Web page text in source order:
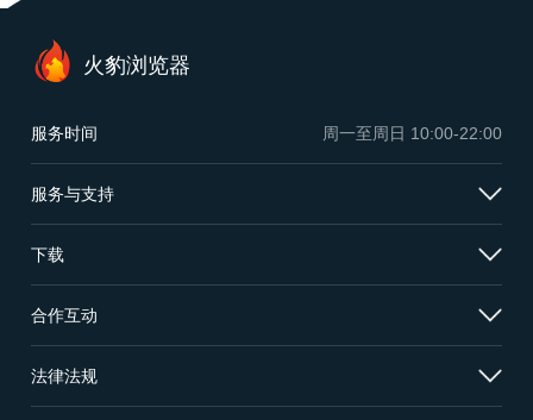
服务时间 周一至周日 10:00-22:00
火豹浏览器
服务与支持
下载
合作互动
法律法规